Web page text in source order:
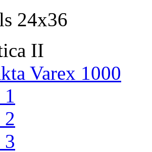
24x36
II
Varex 1000
2
3